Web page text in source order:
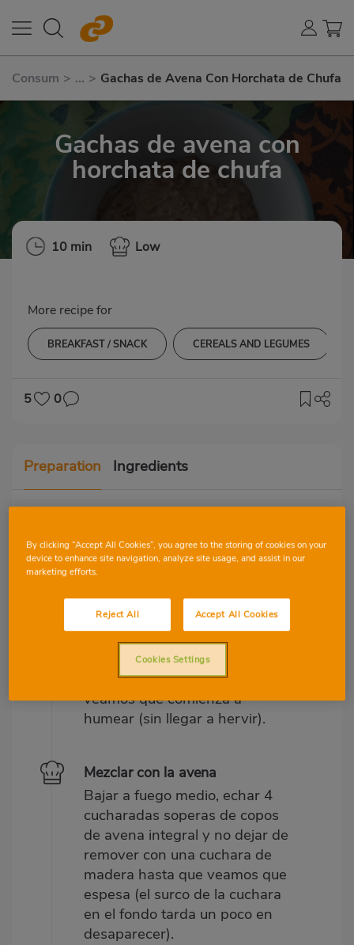
Consum > ... > Gachas de Avena Con Horchata de Chufa
Gachas de avena con
horchata de chufa
10 min Low
More recipe for
BREAKFAST / SNACK CEREALS AND LEGUMES
5 0
Preparation Ingredients
saludable y nutritivo, que nos brindará
energía y buen humor durante toda la
Calentar la horchata de chufa
Calentar 250 ml de horchata
de chufa en un cazo hasta que
veamos que comienza a
humear (sin llegar a hervir).
Mezclar con la avena
Bajar a fuego medio, echar 4
cucharadas soperas de copos
de avena integral y no dejar de
remover con una cuchara de
madera hasta que veamos que
espesa (el surco de la cuchara
en el fondo tarda un poco en
desaparecer).
By clicking “Accept All Cookies”, you agree to the storing of cookies on your
device to enhance site navigation, analyze site usage, and assist in our
marketing efforts.
Reject All Accept All Cookies
Cookies Settings